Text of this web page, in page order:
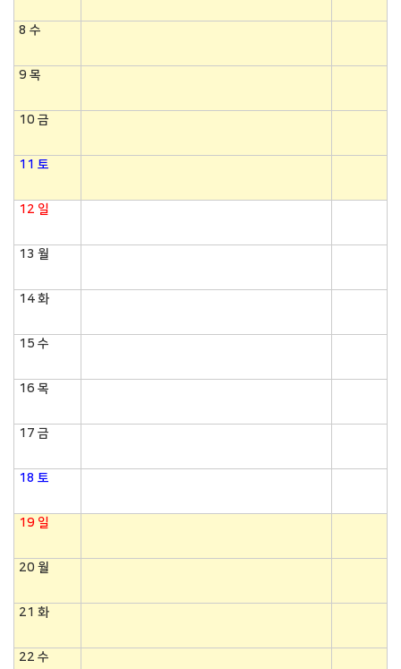
8 수
9 목
10 금
11 토
12 일
13 월
14 화
15 수
16 목
17 금
18 토
19 일
20 월
21 화
22 수